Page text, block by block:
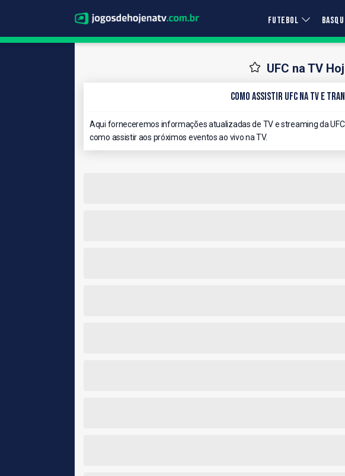
FUTEBOL
UFC na TV
Como Assistir UFC na TV e
Aqui forneceremos informações atualizadas de TV e streaming da
como assistir aos próximos eventos ao vivo na TV.